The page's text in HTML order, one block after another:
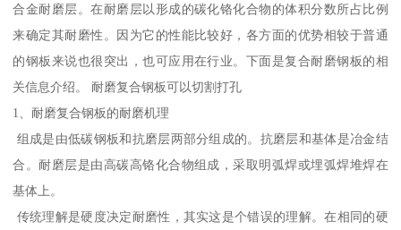
合金耐磨层。在耐磨层以形成的碳化铬化合物的体积分数所占比例
来确定其耐磨性。因为它的性能比较好，各方面的优势相较于普通
的钢板来说也很突出，也可应用在行业。下面是复合耐磨钢板的相
关信息介绍。 耐磨复合钢板可以切割打孔
1、耐磨复合钢板的耐磨机理
组成是由低碳钢板和抗磨层两部分组成的。抗磨层和基体是冶金结
合。耐磨层是由高碳高铬化合物组成，采取明弧焊或埋弧焊堆焊在
基体上。
传统理解是硬度决定耐磨性，其实这是个错误的理解。在相同的硬